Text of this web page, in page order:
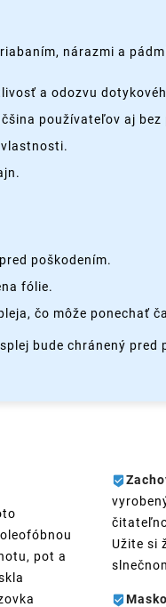
nárazmi a
a odozvu
používateľov aj
poškodením.
fólie.
čo môže ponechať
bude chránený
pot a
Užite si